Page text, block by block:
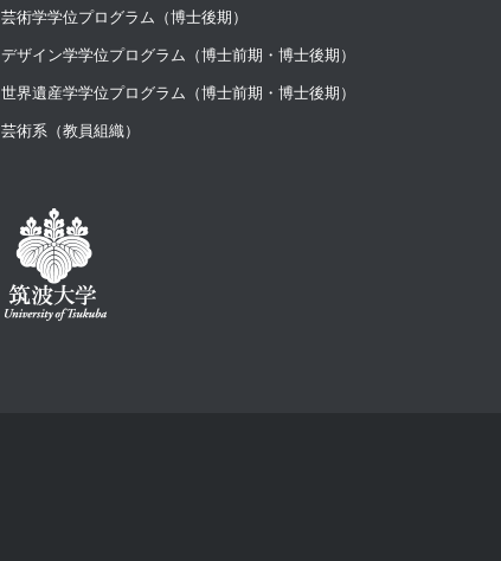
芸術学学位プログラム（博士後期）
デザイン学学位プログラム（博士前期・博士後期）
世界遺産学学位プログラム（博士前期・博士後期）
芸術系（教員組織）